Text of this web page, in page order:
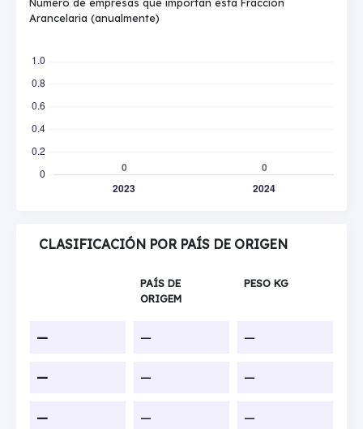
Arancelaria (anualmente)
CLASIFICACIÓN POR PAÍS DE ORIGEN
PAÍS DE
ORIGEM
PESO KG
— — —
— — —
— — —